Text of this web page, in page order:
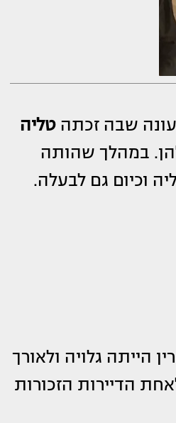
טליה
במהלך שהותה
וכיום גם לבעלה.
הייתה גלויה ולאורך
הדיירות הזכורות